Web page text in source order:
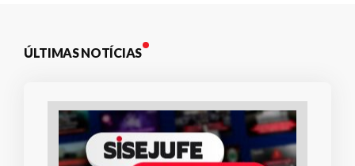
ÚLTIMAS NOTÍCIAS